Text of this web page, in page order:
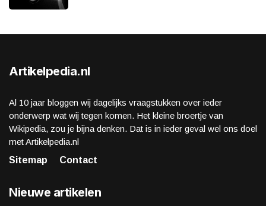
Artikelpedia.nl
Al 10 jaar bloggen wij dagelijks vraagstukken over ieder
onderwerp wat wij tegen komen. Het kleine broertje van
Wikipedia, zou je bijna denken. Dat is in ieder geval wel ons doel
met Artikelpedia.nl
Sitemap
Contact
Nieuwe artikelen